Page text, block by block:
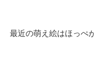
最近の萌え絵はほっぺ